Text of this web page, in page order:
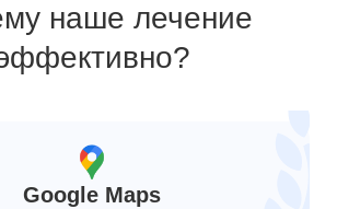
наше лечение
Google Maps